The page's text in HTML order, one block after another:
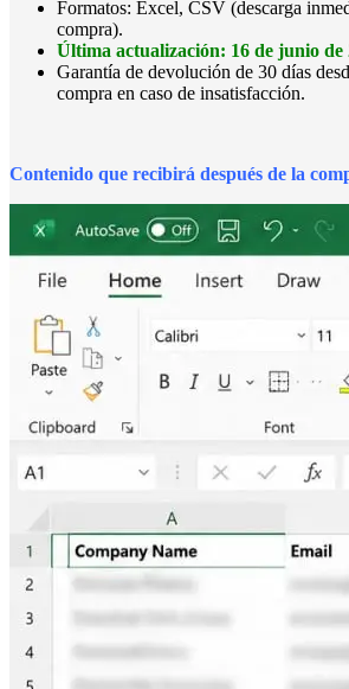
Formatos: Excel, CSV (descarga
compra).
Última actualización: 16 de junio de
Garantía de devolución de 30 días
compra en caso de insatisfacción.
Contenido que recibirá después de la